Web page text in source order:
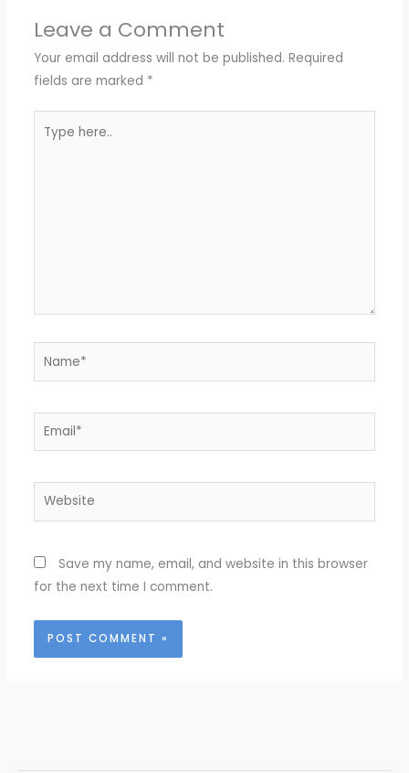
Leave a Comment
Your email address will not be published. Required
fields are marked *
here..
Name*
Email*
Website
Save my name, email, and website in this browser
for the next time I comment.